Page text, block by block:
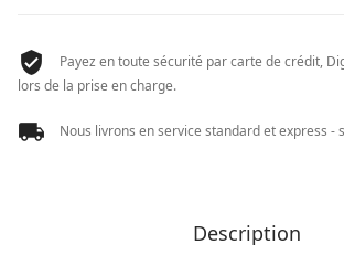
Payez en toute sécurité par carte de crédit,
lors de la prise en charge.
Nous livrons en service standard et express -
Description